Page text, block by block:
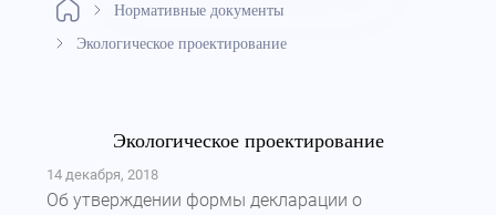
Нормативные документы
Экологическое проектирование
Экологическое проектирование
14 декабря, 2018
Об утверждении формы декларации о